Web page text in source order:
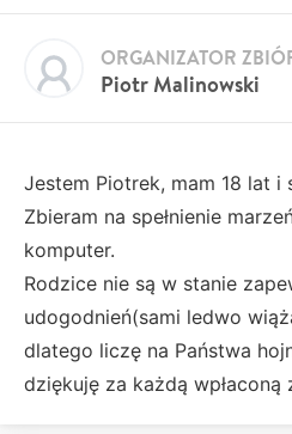
Piotr Malinowski
ORGANIZATOR
Jestem Piotrek, mam 18 lat i
Zbieram na spełnienie
komputer.
Rodzice nie są w stanie
udogodnień(sami ledwo
dlatego liczę na Państwa
dziękuję za każdą wpłaconą